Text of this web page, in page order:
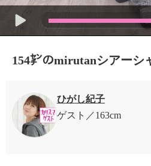
154㌢のmirutanシアーシ
ひがし紀子
ゲスト
163cm